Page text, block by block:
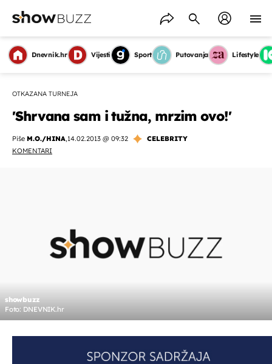
Dnevnik.hr Vijesti Sport Putovanja Lifestyle
OTKAZANA TURNEJA
'Shrvana sam i tužna, mrzim ovo!'
Piše M.O./HINA,14.02.2013 @ 09:32
CELEBRITY
KOMENTARI
showbuzz
Foto: DNEVNIK.hr
OMOGUĆI OBAVIJESTI